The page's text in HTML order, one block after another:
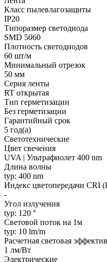
Класс пылевлагозащиты
IP20
Типоразмер светодиода
SMD 5060
Плотность светодиодов
60 шт/м
Минимальный отрезок
50 мм
Серия ленты
RT открытая
Тип герметизации
Без герметизации
Гарантийный срок
5 год(а)
Светотехнические
Цвет свечения
UVA | Ультрафиолет 400 nm
Длина волны
typ: 400 nm
Индекс цветопередачи CRI
-
Угол излучения
typ: 120 °
Световой поток на 1м
typ: 10 lm/m
Расчетная световая
1 лм/Вт
Электрические